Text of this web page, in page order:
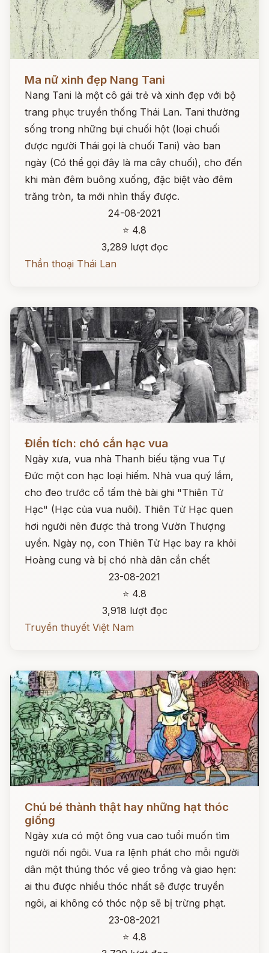
Ma nữ xinh đẹp Nang Tani
Nang Tani là một cô gái trẻ và xinh đẹp với bộ
trang phục truyền thống Thái Lan. Tani thường
sống trong những bụi chuối hột (loại chuối
được người Thái gọi là chuối Tani) vào ban
ngày (Có thể gọi đây là ma cây chuối), cho đến
khi màn đêm buông xuống, đặc biệt vào đêm
trăng tròn, ta mới nhìn thấy được.
24-08-2021
⭐ 4.8
3,289 lượt đọc
Thần thoại Thái Lan
Đọc ngay
Điển tích: chó cắn hạc vua
Ngày xưa, vua nhà Thanh biếu tặng vua Tự
Đức một con hạc loại hiếm. Nhà vua quý lắm,
cho đeo trước cổ tấm thẻ bài ghi "Thiên Tử
Hạc" (Hạc của vua nuôi). Thiên Tử Hạc quen
hơi người nên được thả trong Vườn Thượng
uyển. Ngày nọ, con Thiên Tử Hạc bay ra khỏi
Hoàng cung và bị chó nhà dân cắn chết
23-08-2021
⭐ 4.8
3,918 lượt đọc
Truyền thuyết Việt Nam
Chú bé thành thật hay những hạt thóc
giống
Ngày xưa có một ông vua cao tuổi muốn tìm
người nối ngôi. Vua ra lệnh phát cho mỗi người
dân một thúng thóc về gieo trồng và giao hẹn:
ai thu được nhiều thóc nhất sẽ được truyền
ngôi, ai không có thóc nộp sẽ bị trừng phạt.
23-08-2021
⭐ 4.8